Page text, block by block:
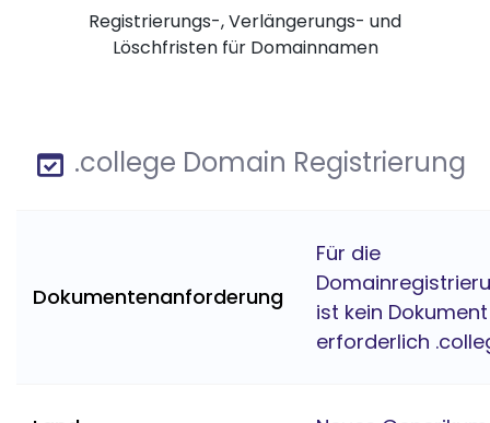
Registrierungs-, Verlängerungs- und
Löschfristen für Domainnamen
.college Domain Registrierung
Dokumentenanforderung
Für die
ist kein Dokument
erforderlich